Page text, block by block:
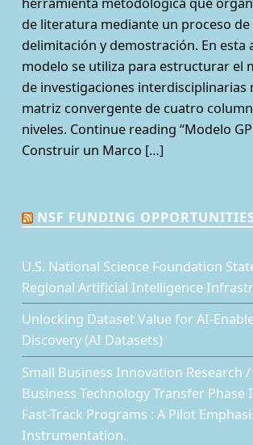
de literatura mediante un proceso
delimitación y demostración. En esta
modelo se utiliza para estructurar el
de investigaciones interdisciplinarias
matriz convergente de cuatro
niveles. Continue reading “Modelo
Construir un Marco […]
NSF FUNDING
U.S. National Science Foundation
Regional Artificial Intelligence
Unlocking Dataset Value for AI-
Discovery (AI Datasets)
Small Business Innovation Research /
Business Technology Transfer Phase
Fast-Track Programs : A Pilot
Instrumentation.